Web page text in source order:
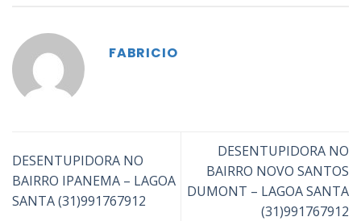
FABRICIO
DESENTUPIDORA NO
BAIRRO IPANEMA – LAGOA
SANTA (31)991767912
DESENTUPIDORA NO
BAIRRO NOVO SANTOS
DUMONT – LAGOA SANTA
(31)991767912